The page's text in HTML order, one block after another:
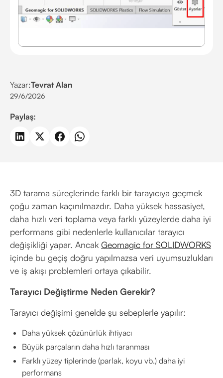
Yazar:Tevrat Alan
29/6/2026
Paylaş:
3D tarama süreçlerinde farklı bir tarayıcıya geçmek
çoğu zaman kaçınılmazdır. Daha yüksek hassasiyet,
daha hızlı veri toplama veya farklı yüzeylerde daha iyi
performans gibi nedenlerle kullanıcılar tarayıcı
değişikliği yapar. Ancak Geomagic for SOLIDWORKS
içinde bu geçiş doğru yapılmazsa veri uyumsuzlukları
ve iş akışı problemleri ortaya çıkabilir.
Tarayıcı Değiştirme Neden Gerekir?
Tarayıcı değişimi genelde şu sebeplerle yapılır:
Daha yüksek çözünürlük ihtiyacı
Büyük parçaların daha hızlı taranması
Farklı yüzey tiplerinde (parlak, koyu vb.) daha iyi
performans